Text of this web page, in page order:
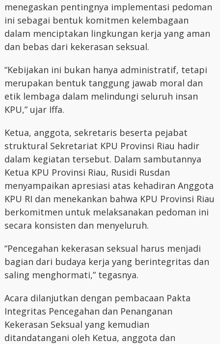
menegaskan pentingnya implementasi pedoman
ini sebagai bentuk komitmen kelembagaan
dalam menciptakan lingkungan kerja yang aman
dan bebas dari kekerasan seksual.
“Kebijakan ini bukan hanya administratif, tetapi
merupakan bentuk tanggung jawab moral dan
etik lembaga dalam melindungi seluruh insan
KPU,” ujar Iffa.
Ketua, anggota, sekretaris beserta pejabat
struktural Sekretariat KPU Provinsi Riau hadir
dalam kegiatan tersebut. Dalam sambutannya
Ketua KPU Provinsi Riau, Rusidi Rusdan
menyampaikan apresiasi atas kehadiran Anggota
KPU RI dan menekankan bahwa KPU Provinsi Riau
berkomitmen untuk melaksanakan pedoman ini
secara konsisten dan menyeluruh.
“Pencegahan kekerasan seksual harus menjadi
bagian dari budaya kerja yang berintegritas dan
saling menghormati,” tegasnya.
Acara dilanjutkan dengan pembacaan Pakta
Integritas Pencegahan dan Penanganan
Kekerasan Seksual yang kemudian
ditandatangani oleh Ketua, anggota dan